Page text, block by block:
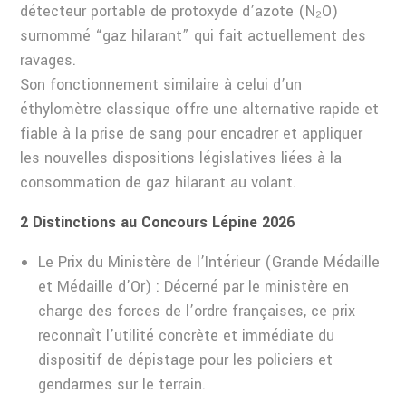
détecteur portable de protoxyde d’azote (N₂O)
surnommé “gaz hilarant” qui fait actuellement des
ravages.
Son fonctionnement similaire à celui d’un
éthylomètre classique offre une alternative rapide et
fiable à la prise de sang pour encadrer et appliquer
les nouvelles dispositions législatives liées à la
consommation de gaz hilarant au volant.
2 Distinctions au Concours Lépine 2026
Le Prix du Ministère de l’Intérieur (Grande Médaille
et Médaille d’Or) : Décerné par le ministère en
charge des forces de l’ordre françaises, ce prix
reconnaît l’utilité concrète et immédiate du
dispositif de dépistage pour les policiers et
gendarmes sur le terrain.